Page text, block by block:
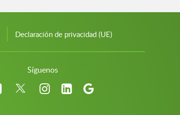
Declaración de privacidad (UE)
Síguenos